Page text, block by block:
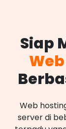
Siap
Web
server di